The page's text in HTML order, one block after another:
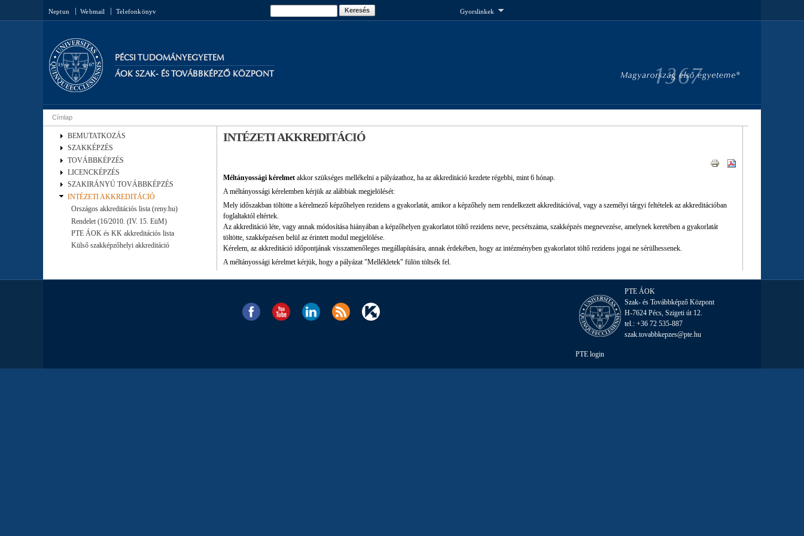
Ugrás a
tartalomra
Neptun Webmail Telefonkönyv Keresés űrlap Gyorslinkek
PÉCSI TUDOMÁNYEGYETEM
ÁOK SZAK- ÉS TOVÁBBKÉPZŐ KÖZPONT
Jelenlegi hely
Címlap
BEMUTATKOZÁS
SZAKKÉPZÉS
TOVÁBBKÉPZÉS
LICENCKÉPZÉS
SZAKIRÁNYÚ TOVÁBBKÉPZÉS
INTÉZETI AKKREDITÁCIÓ
Országos akkreditációs lista (reny.hu)
Rendelet (16/2010. (IV. 15. EüM)
PTE ÁOK és KK akkreditációs lista
Külső szakképzőhelyi akkreditáció
INTÉZETI AKKREDITÁCIÓ
Méltányossági kérelmet akkor szükséges mellékelni a pályázathoz, ha az akkreditáció kezdete régebbi, mint 6 hónap.
A méltányossági kérelemben kérjük az alábbiak megjelölését:
Mely időszakban töltötte a kérelmező képzőhelyen rezidens a gyakorlatát, amikor a képzőhely nem rendelkezett akkreditációval, vagy a személyi tárgyi feltételek az akkreditációban
foglaltaktól eltértek.
Az akkreditáció léte, vagy annak módosítása hiányában a képzőhelyen gyakorlatot töltő rezidens neve, pecsétszáma, szakképzés megnevezése, amelynek keretében a gyakorlatát
töltötte, szakképzésen belül az érintett modul megjelölése.
Kérelem, az akkreditáció időpontjának visszamenőleges megállapítására, annak érdekében, hogy az intézményben gyakorlatot töltő rezidens jogai ne sérülhessenek.
A méltányossági kérelmet kérjük, hogy a pályázat "Mellékletek" fülön töltsék fel.
PTE ÁOK
Szak- és Továbbképző Központ
H-7624 Pécs, Szigeti út 12.
tel.: +36 72 535-887
szak.tovabbkepzes@pte.hu
PTE login